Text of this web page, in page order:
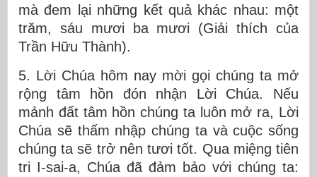
mà đem lại những kết quả khác nhau: một
trăm, sáu mươi ba mươi (Giải thích của
Trần Hữu Thành).
5. Lời Chúa hôm nay mời gọi chúng ta mở
rộng tâm hồn đón nhận Lời Chúa. Nếu
mảnh đất tâm hồn chúng ta luôn mở ra, Lời
Chúa sẽ thấm nhập chúng ta và cuộc sống
chúng ta sẽ trở nên tươi tốt. Qua miệng tiên
tri I-sai-a, Chúa đã đảm bảo với chúng ta: